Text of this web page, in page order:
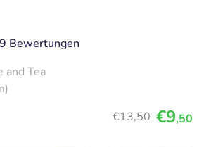
Bewertungen
and Tea
€13,50 €9,50